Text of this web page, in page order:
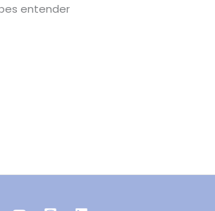
entender